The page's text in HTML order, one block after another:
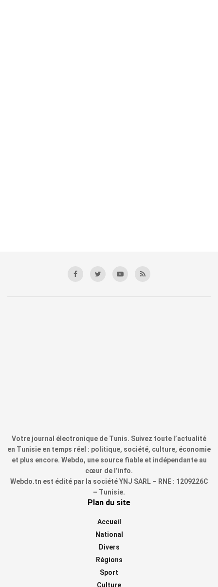
Votre journal électronique de Tunis. Suivez toute l’actualité
en Tunisie en temps réel : politique, société, culture, économie
et plus encore. Webdo, une source fiable et indépendante au
cœur de l’info.
Webdo.tn est édité par la société YNJ SARL – RNE : 1209226C
– Tunisie.
Plan du site
Accueil
National
Divers
Régions
Sport
Culture